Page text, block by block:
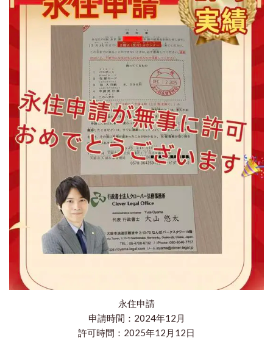
永住申請
申請時間：2024年12月
​許可時間：2025年12月12日